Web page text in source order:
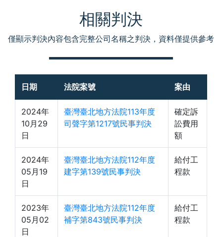
相關判決
僅顯示判決內容包含完整公司名稱之判決，資料僅提供參考
日期 法院案號 案由
2024年
10月29
日
臺灣臺北地方法院113年度
司聲字第1217號民事判決
確定訴
訟費用
額
2024年
05月19
日
臺灣臺北地方法院112年度
建字第139號民事判決
給付工
程款
2023年
05月02
日
臺灣臺北地方法院112年度
補字第843號民事判決
給付工
程款